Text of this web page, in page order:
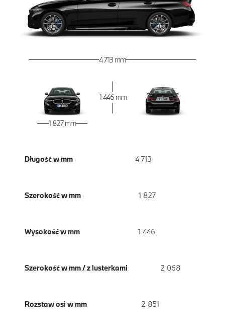
4 713 mm
1 827 mm
1 446 mm
Długość w mm 4 713
Szerokość w mm 1 827
Wysokość w mm 1 446
Szerokość w mm / z lusterkami 2 068
Rozstaw osi w mm 2 851